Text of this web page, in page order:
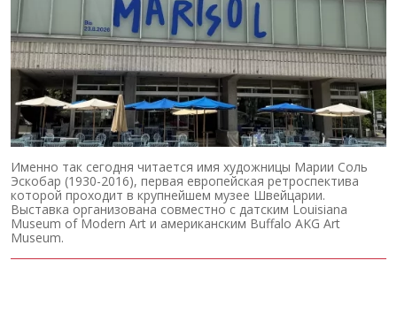
Именно так сегодня читается имя художницы Марии Соль
Эскобар (1930-2016), первая европейская ретроспектива
которой проходит в крупнейшем музее Швейцарии.
Выставка организована совместно с датским Louisiana
Museum of Modern Art и американским Buffalo AKG Art
Museum.